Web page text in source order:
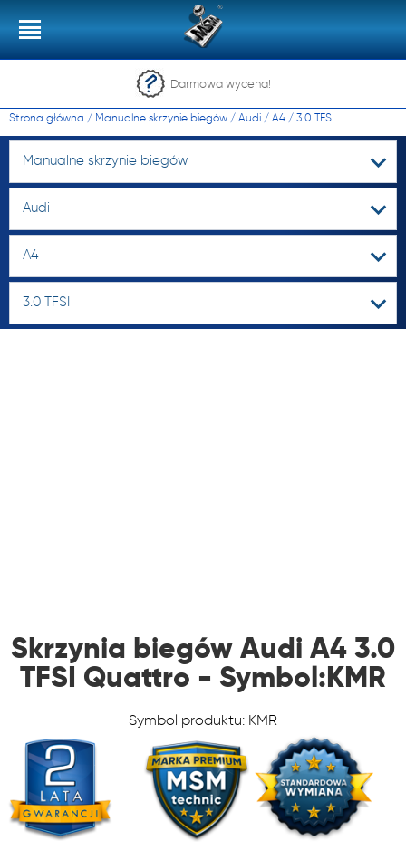
Darmowa wycena!
Strona główna / Manualne skrzynie biegów / Audi / A4 / 3.0 TFSI
Manualne skrzynie biegów
Audi
A4
3.0 TFSI
Skrzynia biegów Audi A4 3.0
TFSI Quattro - Symbol:KMR
Symbol produktu: KMR